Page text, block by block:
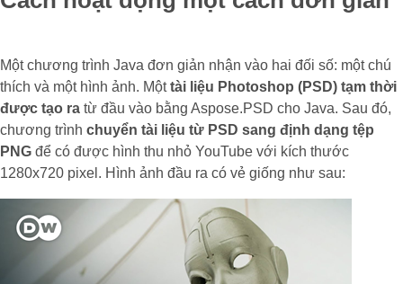
Một chương trình Java đơn giản nhận vào hai đối số: một chú
thích và một hình ảnh. Mộttài liệu Photoshop (PSD) tạm thời
được tạo ra từ đầu vào bằng Aspose.PSD cho Java. Sau đó,
chương trình chuyển tài liệu từ PSD sang định dạng tệp
PNG để có được hình thu nhỏ YouTube với kích thước
1280x720 pixel. Hình ảnh đầu ra có vẻ giống như sau: